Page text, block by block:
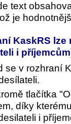
text
je
KaskRS
i
se v rozhraní
tlačítka
, díky
i